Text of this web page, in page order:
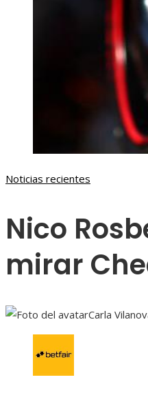
Noticias recientes
Nico
mirar
Carla